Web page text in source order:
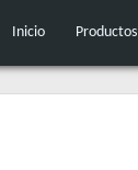
Inicio Productos